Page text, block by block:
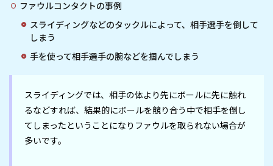
ファウルコンタクトの事例
スライディングなどのタックルによって、相手選手を倒して
しまう
手を使って相手選手の腕などを掴んでしまう
スライディングでは、相手の体より先にボールに先に触れ
るなどすれば、結果的にボールを競り合う中で相手を倒し
てしまったということになりファウルを取られない場合が
多いです。